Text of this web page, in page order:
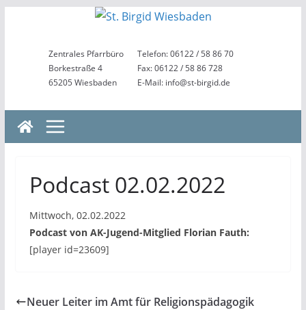
springenZentrales Pfarrbüro
Borkestraße 4
65205 Wiesbaden
Telefon: 06122 / 58 86 70
Fax: 06122 / 58 86 728
E-Mail: info@st-birgid.de
Podcast 02.02.2022
Mittwoch, 02.02.2022
Podcast von AK-Jugend-Mitglied Florian Fauth:
[player id=23609]
Neuer Leiter im Amt für Religionspädagogik